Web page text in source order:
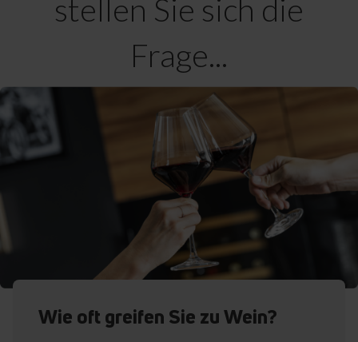
stellen Sie sich die
Frage...
Wie oft greifen Sie zu Wein?